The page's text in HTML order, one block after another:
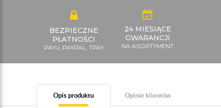
BEZPIECZNE
PŁATNOŚCI
PAYU, PAYPAL, TPAY
24 MIESIĄCE
GWARANCJI
NA ASORTYMENT
Opis produktu Opinie klientów